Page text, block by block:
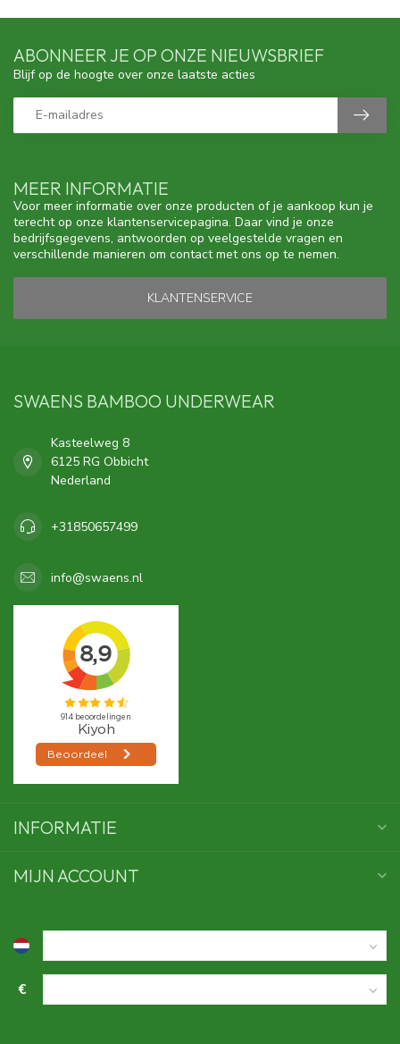
MEER INFORMATIE
Voor meer informatie over onze producten of je aankoop kun je
terecht op onze klantenservicepagina. Daar vind je onze
bedrijfsgegevens, antwoorden op veelgestelde vragen en
verschillende manieren om contact met ons op te nemen.
KLANTENSERVICE
ABONNEER JE OP ONZE NIEUWSBRIEF
Blijf op de hoogte over onze laatste acties
SWAENS BAMBOO UNDERWEAR
Kasteelweg 8
6125 RG Obbicht
Nederland
+31850657499
info@swaens.nl
INFORMATIE
MIJN ACCOUNT
€